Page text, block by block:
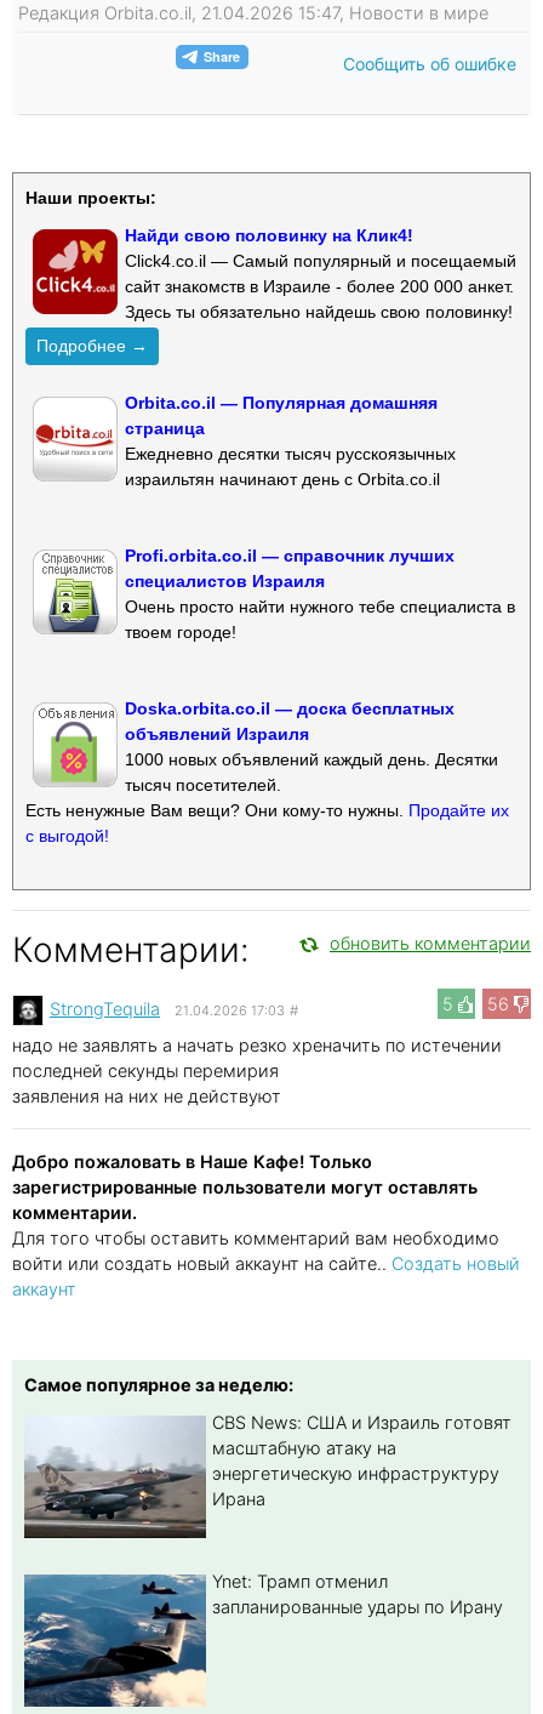
Редакция Orbita.co.il, 21.04.2026 15:47, Новости в мире
Сообщить об ошибке
Наши проекты:
Найди свою половинку на Клик4!
Click4.co.il — Самый популярный и посещаемый
сайт знакомств в Израиле - более 200 000 анкет.
Здесь ты обязательно найдешь свою половинку!
Подробнее →
Orbita.co.il — Популярная домашняя
страница
Ежедневно десятки тысяч русскоязычных
израильтян начинают день с Orbita.co.il
Profi.orbita.co.il — справочник лучших
специалистов Израиля
Очень просто найти нужного тебе специалиста в
твоем городе!
Doska.orbita.co.il — доска бесплатных
объявлений Израиля
1000 новых объявлений каждый день. Десятки
тысяч посетителей.
Есть ненужные Вам вещи? Они кому-то нужны. Продайте их
с выгодой!
Комментарии: обновить комментарии
5 56
StrongTequila 21.04.2026 17:03 #
надо не заявлять а начать резко хреначить по истечении
последней секунды перемирия
заявления на них не действуют
Добро пожаловать в Наше Кафе! Только
зарегистрированные пользователи могут оставлять
комментарии.
Для того чтобы оставить комментарий вам необходимо
войти или создать новый аккаунт на сайте.. Создать новый
аккаунт
Самое популярное за неделю:
CBS News: США и Израиль готовят
масштабную атаку на
энергетическую инфраструктуру
Ирана
Ynet: Трамп отменил
запланированные удары по Ирану